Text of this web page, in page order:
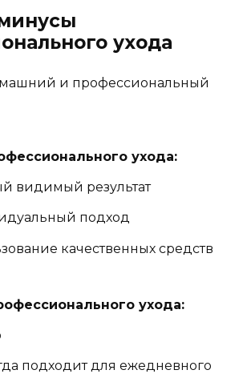
ухода
и профессиональный
ухода:
видимый результат
подход
качественных средств
ухода:
подходит для ежедневного